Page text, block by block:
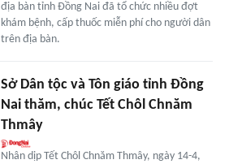
địa bàn tỉnh Đồng Nai đã tổ chức nhiều đợt
khám bệnh, cấp thuốc miễn phí cho người dân
trên địa bàn.
Sở Dân tộc và Tôn giáo tỉnh Đồng
Nai thăm, chúc Tết Chôl Chnăm
Thmây
Nhân dịp Tết Chôl Chnăm Thmây, ngày 14-4,